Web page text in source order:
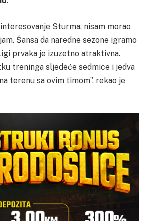
interesovanje Sturma, nisam morao
Šansa da naredne sezone igramo
prvaka je izuzetno atraktivna.
treninga sljedeće sedmice i jedva
terenu sa ovim timom”, rekao je